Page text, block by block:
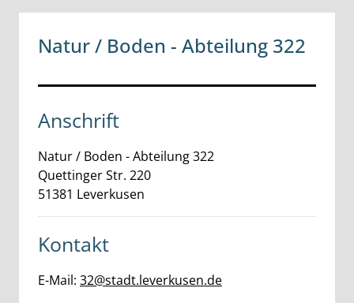
Natur / Boden - Abteilung 322
Anschrift
Natur / Boden - Abteilung 322
Quettinger Str. 220
51381 Leverkusen
Kontakt
E-Mail: 32@stadt.leverkusen.de